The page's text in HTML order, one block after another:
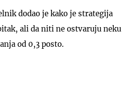
dodao je kako je strategija
ali da niti ne ostvaruju neku
od 0,3 posto.